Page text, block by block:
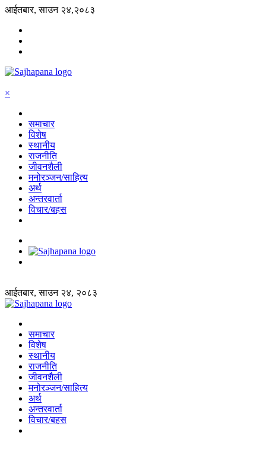
आईतबार, साउन २४,२०८३
×
समाचार
विशेष
स्थानीय
राजनीति
जीवनशैली
मनोरञ्जन/साहित्य
अर्थ
अन्तरवार्ता
विचार/बहस
आईतबार, साउन २४, २०८३
समाचार
विशेष
स्थानीय
राजनीति
जीवनशैली
मनोरञ्जन/साहित्य
अर्थ
अन्तरवार्ता
विचार/बहस